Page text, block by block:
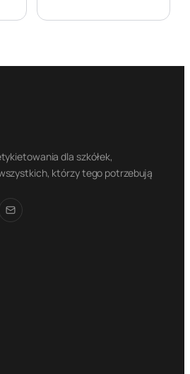
dla szkółek,
którzy tego potrzebują